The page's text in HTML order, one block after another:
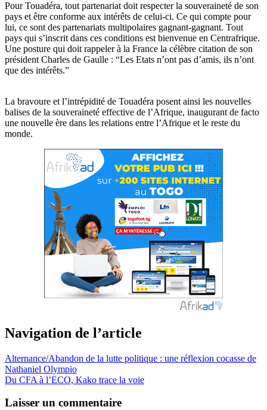
Pour Touadéra, tout partenariat doit respecter la souveraineté de son
pays et être conforme aux intérêts de celui-ci. Ce qui compte pour
lui, ce sont des partenariats multipolaires gagnant-gagnant. Tout
pays qui s’inscrit dans ces conditions est bienvenue en Centrafrique.
Une posture qui doit rappeler à la France la célèbre citation de son
président Charles de Gaulle : “Les Etats n’ont pas d’amis, ils n’ont
que des intérêts.”
La bravoure et l’intrépidité de Touadéra posent ainsi les nouvelles
balises de la souveraineté effective de l’Afrique, inaugurant de facto
une nouvelle ère dans les relations entre l’Afrique et le reste du
monde.
Navigation de l’article
Alternance/Abandon de la lutte politique : une réflexion cocasse de
Nathaniel Olympio
Du CFA à l’ECO, Kako trace la voie
Laisser un commentaire